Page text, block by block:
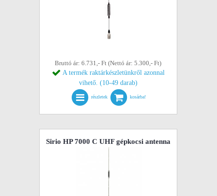
Bruttó ár: 6.731,- Ft (Nettó ár: 5.300,- Ft)
A termék raktárkészletünkről azonnal
vihető. (10-49 darab)
részletek kosárba!
Sirio HP 7000 C UHF gépkocsi antenna